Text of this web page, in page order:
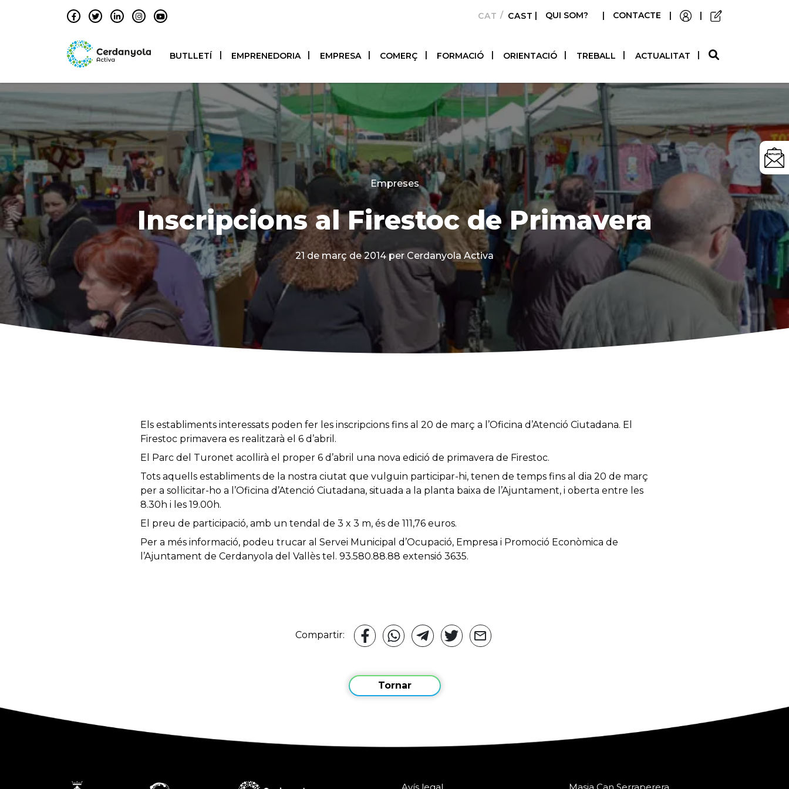
CATALÀCASTELLANO
| QUI SOM? | CONTACTE | |
BUTLLETÍ EMPRENEDORIA EMPRESA COMERÇ FORMACIÓ ORIENTACIÓ TREBALL ACTUALITAT
Categories
Empreses
Inscripcions al Firestoc de Primavera
21 de març de 2014 per Cerdanyola Activa
Els establiments interessats poden fer les inscripcions fins al 20 de març a l’Oficina d’Atenció Ciutadana. El
Firestoc primavera es realitzarà el 6 d’abril.
El Parc del Turonet acollirà el proper 6 d’abril una nova edició de primavera de Firestoc.
Tots aquells establiments de la nostra ciutat que vulguin participar-hi, tenen de temps fins al dia 20 de març
per a sol·licitar-ho a l’Oficina d’Atenció Ciutadana, situada a la planta baixa de l’Ajuntament, i oberta entre les
8.30h i les 19.00h.
El preu de participació, amb un tendal de 3 x 3 m, és de 111,76 euros.
Per a més informació, podeu trucar al Servei Municipal d’Ocupació, Empresa i Promoció Econòmica de
l’Ajuntament de Cerdanyola del Vallès tel. 93.580.88.88 extensió 3635.
Compartir:
Tornar